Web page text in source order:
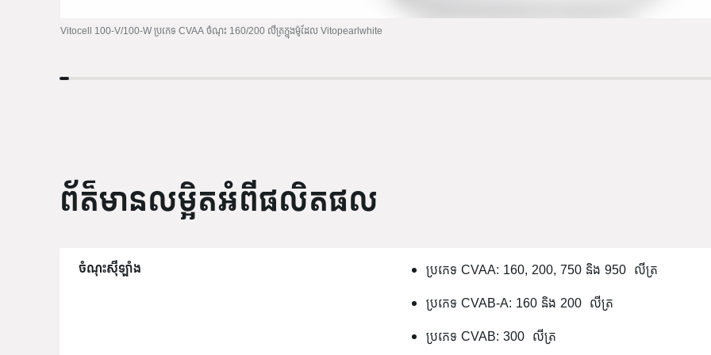
Vitocell 100-V/100-W ប្រភេទ CVAA ចំណុះ 160/200 លីត្រក្នុងម៉ូដែល Vitopearlwhite
ព័ត៌មានលម្អិតអំពីផលិតផល
ចំណុះស៊ីឡាំង
ប្រភេទ CVAA: 160, 200, 750 និង 950 លីត្រ
ប្រភេទ CVAB-A: 160 និង 200 លីត្រ
ប្រភេទ CVAB: 300 លីត្រ